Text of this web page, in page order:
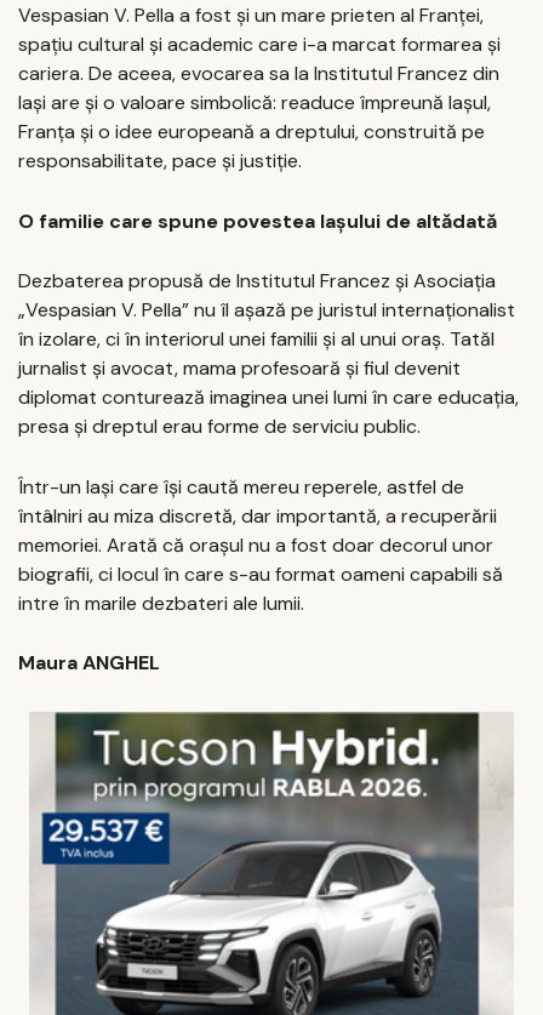
Vespasian V. Pella a fost și un mare prieten al Franței,
spațiu cultural și academic care i-a marcat formarea și
cariera. De aceea, evocarea sa la Institutul Francez din
Iași are și o valoare simbolică: readuce împreună Iașul,
Franța și o idee europeană a dreptului, construită pe
responsabilitate, pace și justiție.
O familie care spune povestea Iașului de altădată
Dezbaterea propusă de Institutul Francez și Asociația
„Vespasian V. Pella” nu îl așază pe juristul internaționalist
în izolare, ci în interiorul unei familii și al unui oraș. Tatăl
jurnalist și avocat, mama profesoară și fiul devenit
diplomat conturează imaginea unei lumi în care educația,
presa și dreptul erau forme de serviciu public.
Într-un Iași care își caută mereu reperele, astfel de
întâlniri au miza discretă, dar importantă, a recuperării
memoriei. Arată că orașul nu a fost doar decorul unor
biografii, ci locul în care s-au format oameni capabili să
intre în marile dezbateri ale lumii.
Maura ANGHEL